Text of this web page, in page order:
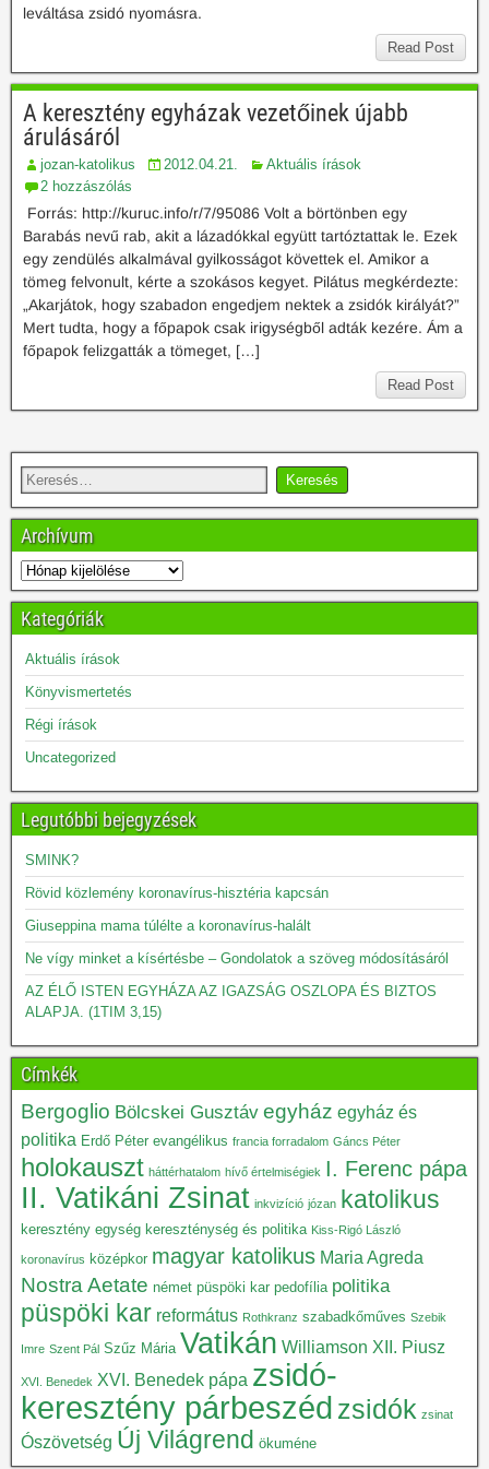
leváltása zsidó nyomásra.
Read Post
A keresztény egyházak vezetőinek újabb
árulásáról
jozan-katolikus 2012.04.21.
Aktuális írások
2 hozzászólás
Forrás: http://kuruc.info/r/7/95086 Volt a börtönben egy
Barabás nevű rab, akit a lázadókkal együtt tartóztattak le. Ezek
egy zendülés alkalmával gyilkosságot követtek el. Amikor a
tömeg felvonult, kérte a szokásos kegyet. Pilátus megkérdezte:
„Akarjátok, hogy szabadon engedjem nektek a zsidók királyát?”
Mert tudta, hogy a főpapok csak irigységből adták kezére. Ám a
főpapok felizgatták a tömeget, […]
Read Post
Archívum
Kategóriák
Aktuális írások
Könyvismertetés
Régi írások
Uncategorized
Legutóbbi bejegyzések
SMINK?
Rövid közlemény koronavírus-hisztéria kapcsán
Giuseppina mama túlélte a koronavírus-halált
Ne vígy minket a kísértésbe – Gondolatok a szöveg módosításáról
AZ ÉLŐ ISTEN EGYHÁZA AZ IGAZSÁG OSZLOPA ÉS BIZTOS
ALAPJA. (1TIM 3,15)
Címkék
Bergoglio Bölcskei Gusztáv egyház egyház és
politika Erdő Péter evangélikus francia forradalom Gáncs Péter
holokauszt háttérhatalom hívő értelmiségiek I. Ferenc pápa
II. Vatikáni Zsinat inkvizíció józan katolikus
keresztény egység kereszténység és politika Kiss-Rigó László
koronavírus középkor magyar katolikus Maria Agreda
Nostra Aetate német püspöki kar pedofília politika
püspöki kar református Rothkranz szabadkőműves Szebik
Imre Szent Pál Szűz Mária Vatikán Williamson XII. Piusz
XVI. Benedek XVI. Benedek pápa zsidó-
keresztény párbeszéd zsidók zsinat
Ószövetség Új Világrend ökuméne